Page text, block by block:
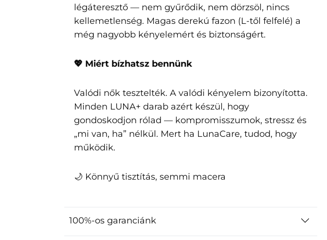
légáteresztő — nem gyűrődik, nem dörzsöl, nincs
kellemetlenség. Magas derekú fazon (L-től felfelé) a
még nagyobb kényelemért és biztonságért.
💖 Miért bízhatsz bennünk
Valódi nők tesztelték. A valódi kényelem bizonyította.
Minden LUNA+ darab azért készül, hogy
gondoskodjon rólad — kompromisszumok, stressz és
„mi van, ha” nélkül. Mert ha LunaCare, tudod, hogy
működik.
🌙 Könnyű tisztítás, semmi macera
100%-os garanciánk